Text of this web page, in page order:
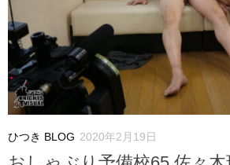
ひつき BLOG 2020年2月19日